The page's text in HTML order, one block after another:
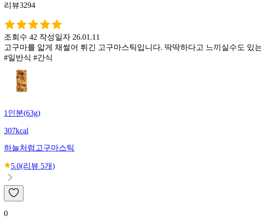
리뷰3294
조회수 42 작성일자 26.01.11
고구마를 앏게 채썰어 튀긴 고구마스틱입니다. 딱딱하다고 느끼실수도
#일반식 #간식
1인분(63g)
307kcal
하늘처럼 고구마스틱
5.0(리뷰 5개)
0